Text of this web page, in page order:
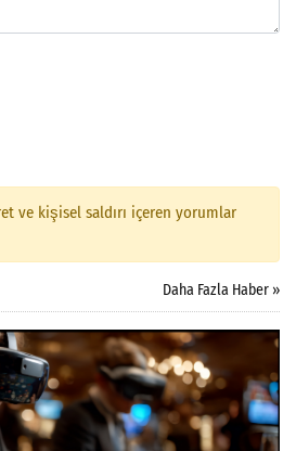
ve kişisel saldırı içeren yorumlar
Daha Fazla Haber »